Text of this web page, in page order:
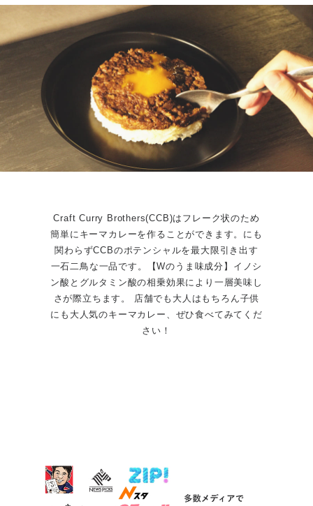
Craft Curry Brothers(CCB)はフレーク状のため
簡単にキーマカレーを作ることができます。にも
関わらずCCBのポテンシャルを最大限引き出す
一石二鳥な一品です。【Wのうま味成分】イノシ
ン酸とグルタミン酸の相乗効果により一層美味し
さが際立ちます。 店舗でも大人はもちろん子供
にも大人気のキーマカレー、ぜひ食べてみてくだ
さい！